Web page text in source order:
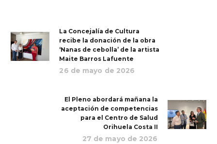
La Concejalía de Cultura
recibe la donación de la obra
‘Nanas de cebolla’ de la artista
Maite Barros Lafuente
26 de mayo de 2026
El Pleno abordará mañana la
aceptación de competencias
para el Centro de Salud
Orihuela Costa II
27 de mayo de 2026